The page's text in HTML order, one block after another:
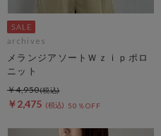
archives
メランジアソートＷｚｉｐポロ
ニット
￥2,475 50％OFF
￥4,950